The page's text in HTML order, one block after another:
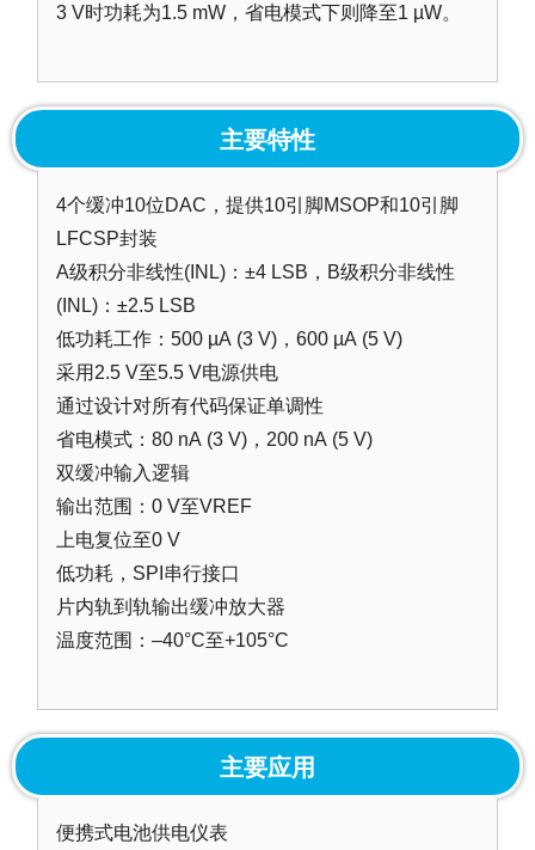
3 V时功耗为1.5 mW，省电模式下则降至1 µW。
主要特性
4个缓冲10位DAC，提供10引脚MSOP和10引脚
LFCSP封装
A级积分非线性(INL)：±4 LSB，B级积分非线性
(INL)：±2.5 LSB
低功耗工作：500 µA (3 V)，600 µA (5 V)
采用2.5 V至5.5 V电源供电
通过设计对所有代码保证单调性
省电模式：80 nA (3 V)，200 nA (5 V)
双缓冲输入逻辑
输出范围：0 V至VREF
上电复位至0 V
低功耗，SPI串行接口
片内轨到轨输出缓冲放大器
温度范围：–40°C至+105°C
主要应用
便携式电池供电仪表